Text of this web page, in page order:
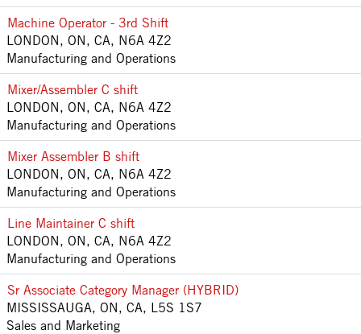
Machine Operator - 3rd Shift
LONDON, ON, CA, N6A 4Z2
Manufacturing and Operations
Mixer/Assembler C shift
LONDON, ON, CA, N6A 4Z2
Manufacturing and Operations
Mixer Assembler B shift
LONDON, ON, CA, N6A 4Z2
Manufacturing and Operations
Line Maintainer C shift
LONDON, ON, CA, N6A 4Z2
Manufacturing and Operations
Sr Associate Category Manager (HYBRID)
MISSISSAUGA, ON, CA, L5S 1S7
Sales and Marketing